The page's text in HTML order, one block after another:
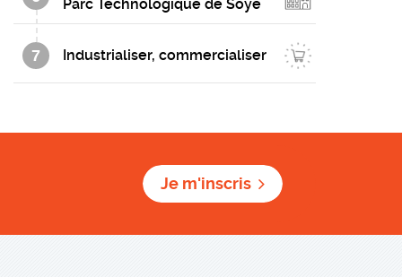
Parc Technologique de Soye
7 Industrialiser, commercialiser
Je m'inscris